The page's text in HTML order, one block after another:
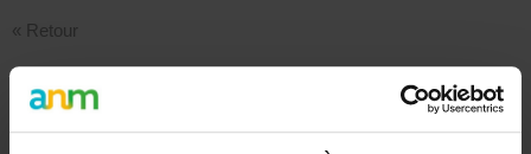
« Retour
Rechercher